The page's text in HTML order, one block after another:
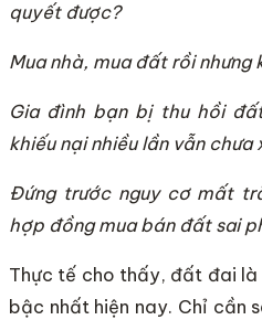
quyết được?
Mua nhà, mua đất rồi nhưng
Gia đình bạn bị thu hồi
khiếu nại nhiều lần vẫn chưa
Đứng trước nguy cơ mất
hợp đồng mua bán đất sai
Thực tế cho thấy, đất đai
bậc nhất hiện nay. Chỉ cần